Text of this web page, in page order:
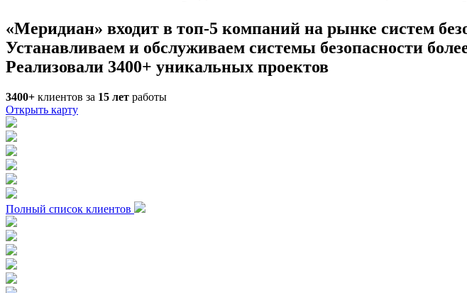
«Меридиан» входит в топ-5 компаний на рынке систем
Устанавливаем и обслуживаем системы безопасности
Реализовали 3400+ уникальных проектов
3400+ клиентов за 15 лет работы
Открыть карту
Полный список клиентов